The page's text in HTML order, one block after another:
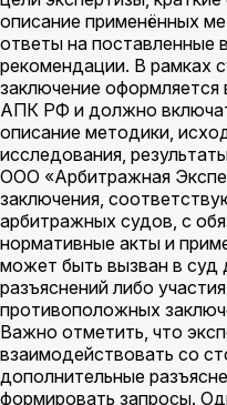
описание применённых
ответы на поставленные
рекомендации. В рамках
заключение оформляется
АПК РФ и должно
описание методики,
исследования,
ООО «Арбитражная
заключения,
арбитражных судов, с
нормативные акты и
может быть вызван в суд
разъяснений либо
противоположных
Важно отметить, что
взаимодействовать со
дополнительные
формировать запросы.